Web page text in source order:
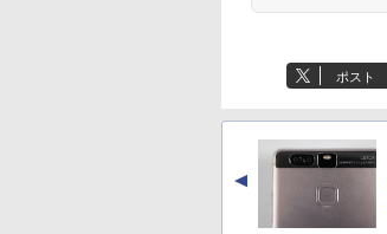
ポスト
▲